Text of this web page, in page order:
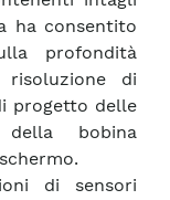
ha consentito
profondità
di
progetto delle
bobina
di sensori